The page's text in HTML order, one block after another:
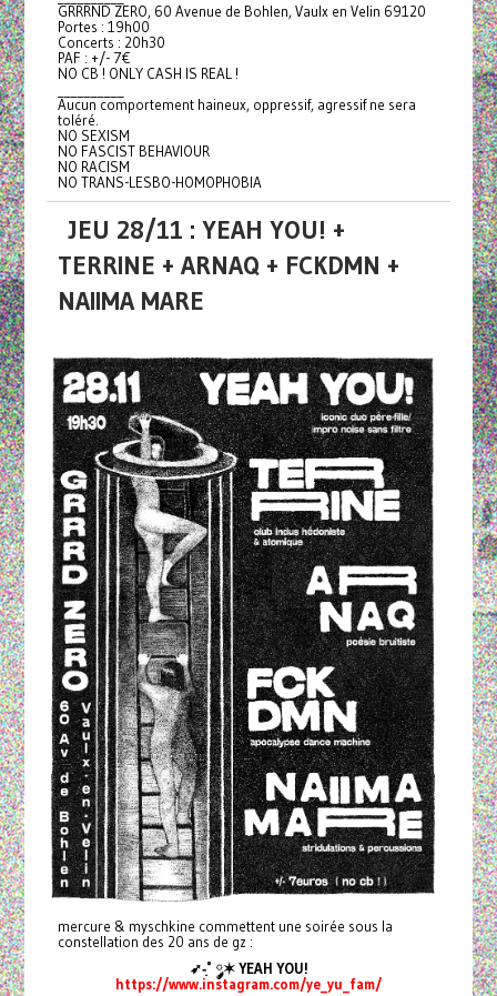
GRRRND ZERO, 60 Avenue de Bohlen, Vaulx en Velin 69120
Portes : 19h00
Concerts : 20h30
PAF : +/- 7€
NO CB ! ONLY CASH IS REAL !
Aucun comportement haineux, oppressif, agressif ne sera
toléré.
NO SEXISM
NO FASCIST BEHAVIOUR
NO RACISM
NO TRANS-LESBO-HOMOPHOBIA
JEU 28/11 : YEAH YOU! +
TERRINE + ARNAQ + FCKDMN +
NAIIMA MARE
mercure & myschkine commettent une soirée sous la
constellation des 20 ans de gz :
➶-͙˚ ༘✶ YEAH YOU!
https://www.instagram.com/ye_yu_fam/